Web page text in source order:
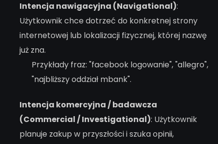
Intencja nawigacyjna (Navigational):
Użytkownik chce dotrzeć do konkretnej strony
internetowej lub lokalizacji fizycznej, której nazwę
już zna.
Przykłady fraz: "facebook logowanie", "allegro",
"najbliższy oddział mbank".
Intencja komercyjna / badawcza
(Commercial / Investigational): Użytkownik
planuje zakup w przyszłości i szuka opinii,